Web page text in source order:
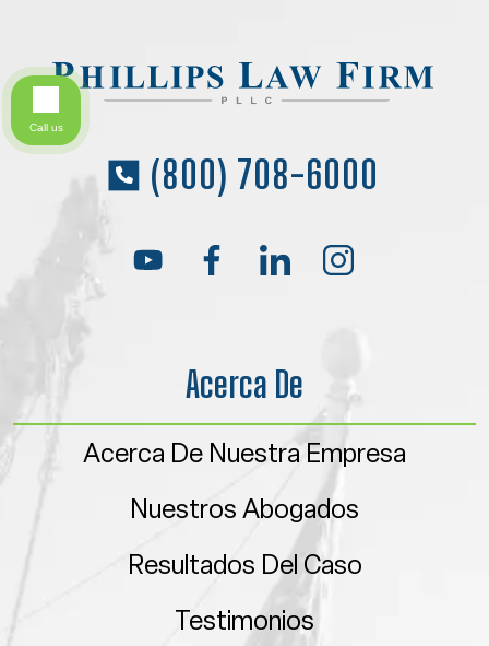
(800) 708-6000
Acerca De
Acerca De Nuestra Empresa
Nuestros Abogados
Resultados Del Caso
Testimonios
Call us